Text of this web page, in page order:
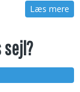
Læs mere
sejl?